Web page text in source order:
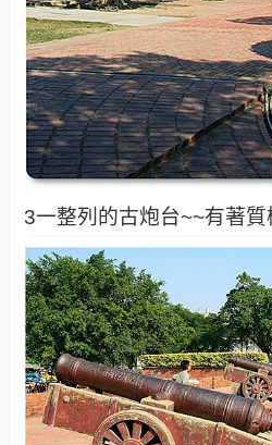
3一整列的古炮台~~有著質